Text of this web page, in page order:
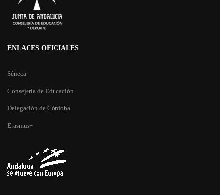
ENLACES OFICIALES
Séneca
Consejería de Educación
Delegación de Córdoba
Erasmus+